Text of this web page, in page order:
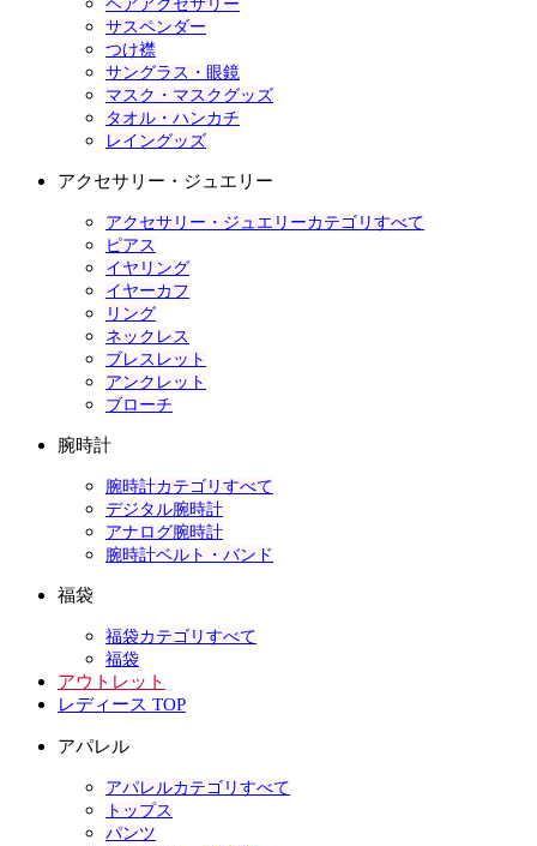
ヘアアクセサリー
サスペンダー
つけ襟
サングラス・眼鏡
マスク・マスクグッズ
タオル・ハンカチ
レイングッズ
アクセサリー・ジュエリー
アクセサリー・ジュエリーカテゴリすべて
ピアス
イヤリング
イヤーカフ
リング
ネックレス
ブレスレット
アンクレット
ブローチ
腕時計
腕時計カテゴリすべて
デジタル腕時計
アナログ腕時計
腕時計ベルト・バンド
福袋
福袋カテゴリすべて
福袋
アウトレット
レディース TOP
アパレル
アパレルカテゴリすべて
トップス
パンツ